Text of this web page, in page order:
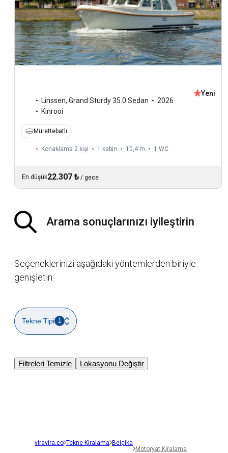
Linssen, Grand Sturdy 35.0 Sedan
2026
Kinrooi
Yeni
Mürettebatlı
Konaklama 2 kişi 1 kabin 10,4 m 1 WC
En düşük22.307 ₺ / gece
Arama sonuçlarınızı iyileştirin
Seçeneklerinizi aşağıdaki yöntemlerden biriyle
genişletin:
Tekne Tipi 1
Filtreleri Temizle Lokasyonu Değiştir
viravira.co Tekne Kiralama Belçika
Motoryat Kiralama